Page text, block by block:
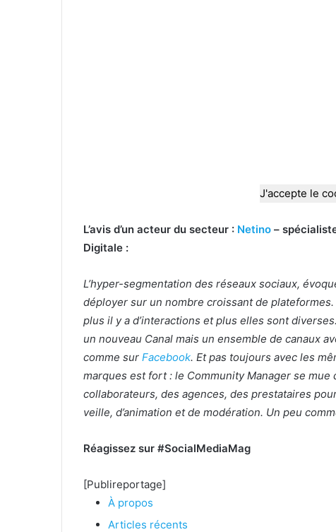
J'accepte le
L’avis d’un acteur du secteur : Netino –
Digitale :
L’hyper-segmentation des réseaux sociaux,
déployer sur un nombre croissant de
plus il y a d’interactions et plus elles sont
un nouveau Canal mais un ensemble de canaux
comme sur Facebook. Et pas toujours avec les
marques est fort : le Community Manager se
collaborateurs, des agences, des prestataires
veille, d’animation et de modération. Un peu
Réagissez sur #SocialMediaMag
[Publireportage]
À propos
Articles récents